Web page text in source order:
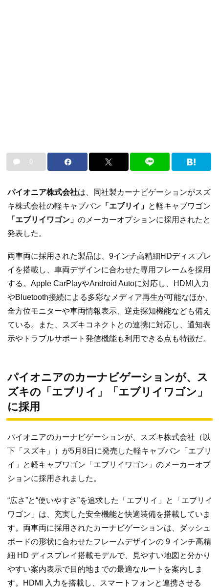
0
パイオニア株式会社は、同社製カーナビゲーションがスズ
キ株式会社の軽キャブバン 「エブリイ」 と軽キャブワゴン
「エブリイワゴン」 のメーカーオプションに採用されたと
発表した。
両車両に採用された製品は、9インチ高精細HDディスプレ
イを搭載し、車両デザインに合わせた専用フレームを採用
する。Apple CarPlayやAndroid Autoに対応し、HDMI入力
やBluetooth接続による多彩なメディア再生が可能なほか、
全方位モニターや車両情報表示、逆走探知機能なども備え
ている。また、スズキコネクトとの連携に対応し、通知表
示やトラブルサポート発信機能も利用できる点も特徴だ。
パイオニアのカーナビゲーションが、ス
ズキの「エブリイ」「エブリイワゴン」
に採用
パイオニアのカーナビゲーションが、スズキ株式会社（以
下「スズキ」）が5月8日に発売した軽キャブバン「エブリ
イ」と軽キャブワゴン「エブリイワゴン」のメーカーオプ
ションに採用されました。
“広さ”と“使いやすさ”を追求した「エブリイ」と「エブリイ
ワゴン」は、充実した安全機能と快適装備を搭載していま
す。両車両に採用されたカーナビゲーションは、ダッシュ
ボードの形状に合わせたフレームデザインの 9 インチ高精
細 HD ディスプレイ搭載モデルで、見やすい地図と分かり
やすい案内表示で目的地までの最適なルートを案内しま
す。HDMI 入力を搭載し、スマートフォンと連携させる